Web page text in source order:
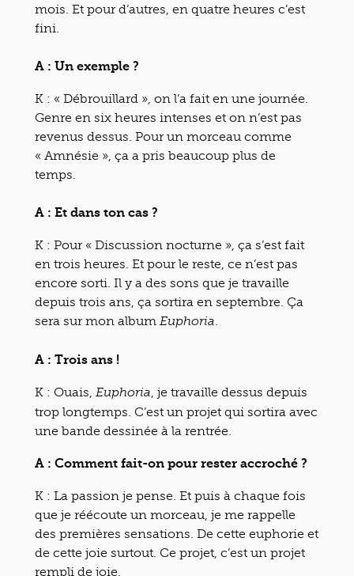
mois. Et pour d’autres, en quatre heures c’est
fini.
A : Un exemple ?
K : « Débrouillard », on l’a fait en une journée.
Genre en six heures intenses et on n’est pas
revenus dessus. Pour un morceau comme
« Amnésie », ça a pris beaucoup plus de
temps.
A : Et dans ton cas ?
K : Pour « Discussion nocturne », ça s’est fait
en trois heures. Et pour le reste, ce n’est pas
encore sorti. Il y a des sons que je travaille
depuis trois ans, ça sortira en septembre. Ça
sera sur mon album Euphoria
A : Trois ans !
K : Ouais, Euphoria , je travaille dessus depuis
trop longtemps. C’est un projet qui sortira avec
une bande dessinée à la rentrée.
A : Comment fait-on pour rester accroché ?
K : La passion je pense. Et puis à chaque fois
que je réécoute un morceau, je me rappelle
des premières sensations. De cette euphorie et
de cette joie surtout. Ce projet, c’est un projet
rempli de joie.